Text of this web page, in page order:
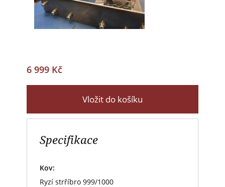
6 999 Kč
Vložit do košíku
Specifikace
Kov:
Ryzí strříbro 999/1000